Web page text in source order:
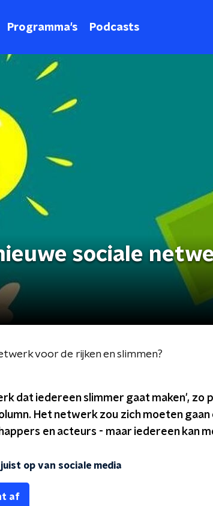
Programma's Podcasts
sociale
voor de rijken en slimmen?
dat iedereen slimmer gaat maken', zo
Het netwerk zou zich moeten
en acteurs - maar iedereen kan
op van sociale media
af